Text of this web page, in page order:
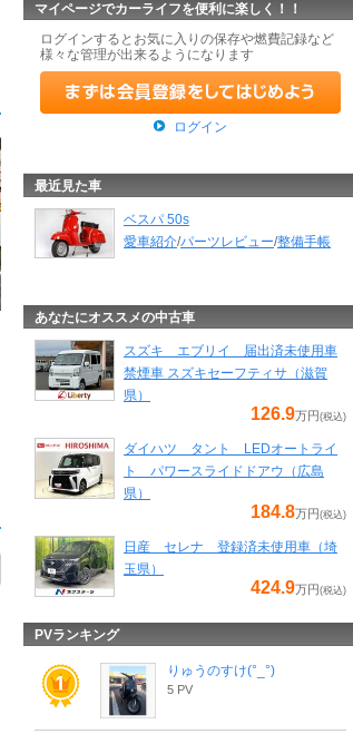
マイページでカーライフを便利に楽しく！！
ログインするとお気に入りの保存や燃費記録など
様々な管理が出来るようになります
ログイン
最近見た車
ベスパ 50s
愛車紹介/パーツレビュー/整備手帳
あなたにオススメの中古車
スズキ エブリイ 届出済未使用車
禁煙車 スズキセーフティサ（滋賀
県）
126.9万円 (税込)
ダイハツ タント LEDオートライ
ト パワースライドドアウ（広島
県）
184.8万円 (税込)
日産 セレナ 登録済未使用車（埼
玉県）
424.9万円 (税込)
PVランキング
りゅうのすけ(°_°)
5 PV